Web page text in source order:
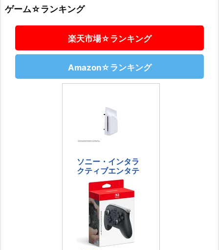
ゲーム☆ランキング
楽天市場☆ランキング
Amazon☆ランキング